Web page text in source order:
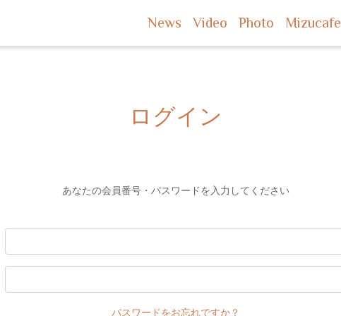
News Video Photo Mizucafe
ログイン
あなたの会員番号・パスワードを入力してください
パスワードをお忘れですか？